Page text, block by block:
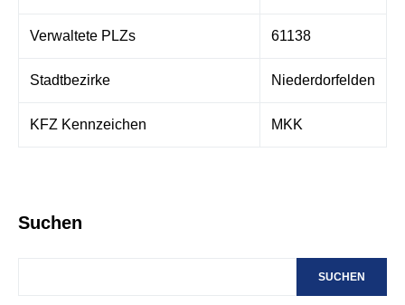
Verwaltete PLZs 61138
Stadtbezirke Niederdorfelden
KFZ Kennzeichen MKK
Suchen
SUCHEN